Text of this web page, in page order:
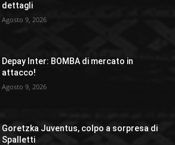
dettagli
Agosto 9, 2026
Depay Inter: BOMBA di mercato in
attacco!
Agosto 9, 2026
Goretzka Juventus, colpo a sorpresa di
Spalletti